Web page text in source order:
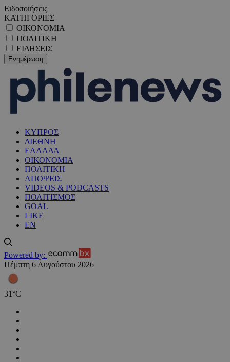
Ειδοποιήσεις
ΚΑΤΗΓΟΡΙΕΣ
ΟΙΚΟΝΟΜΙΑ
ΠΟΛΙΤΙΚΗ
ΕΙΔΗΣΕΙΣ
ΚΥΠΡΟΣ
ΔΙΕΘΝΗ
ΕΛΛΑΔΑ
ΟΙΚΟΝΟΜΙΑ
ΠΟΛΙΤΙΚΗ
ΑΠΟΨΕΙΣ
VIDEOS & PODCASTS
ΠΟΛΙΤΙΣΜΟΣ
GOAL
LIKE
EN
Powered by:
Πέμπτη 6 Αυγούστου 2026
31 °C